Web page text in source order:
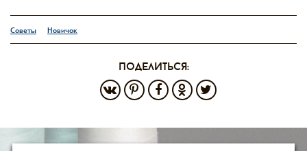
Советы Новичок
поделиться: